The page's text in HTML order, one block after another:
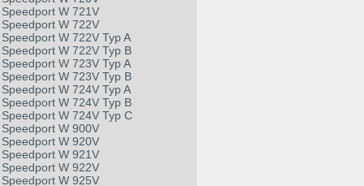
Speedport W 721V
Speedport W 722V
Speedport W 722V Typ A
Speedport W 722V Typ B
Speedport W 723V Typ A
Speedport W 723V Typ B
Speedport W 724V Typ A
Speedport W 724V Typ B
Speedport W 724V Typ C
Speedport W 900V
Speedport W 920V
Speedport W 921V
Speedport W 922V
Speedport W 925V